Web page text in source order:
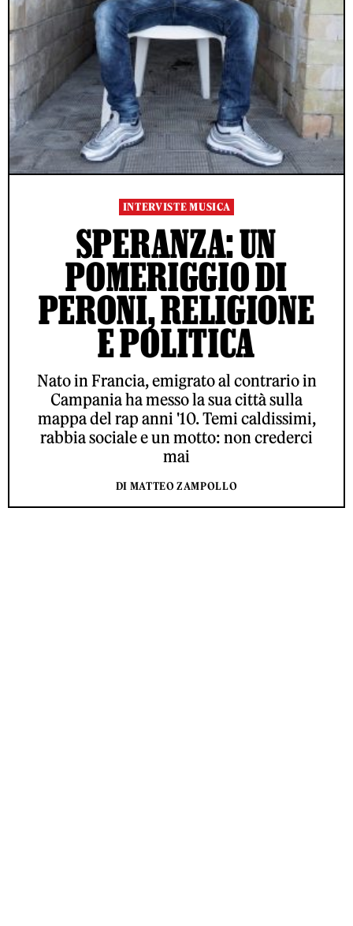
INTERVISTE MUSICA
SPERANZA: UN
POMERIGGIO DI
PERONI, RELIGIONE
E POLITICA
Nato in Francia, emigrato al contrario in
Campania ha messo la sua città sulla
mappa del rap anni '10. Temi caldissimi,
rabbia sociale e un motto: non crederci
mai
DI MATTEO ZAMPOLLO